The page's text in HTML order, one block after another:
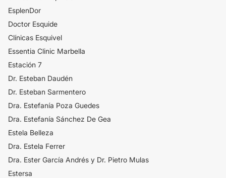
EsplenDor
Doctor Esquide
Clínicas Esquivel
Essentia Clinic Marbella
Estación 7
Dr. Esteban Daudén
Dr. Esteban Sarmentero
Dra. Estefanía Poza Guedes
Dra. Estefanía Sánchez De Gea
Estela Belleza
Dra. Estela Ferrer
Dra. Ester García Andrés y Dr. Pietro Mulas
Estersa